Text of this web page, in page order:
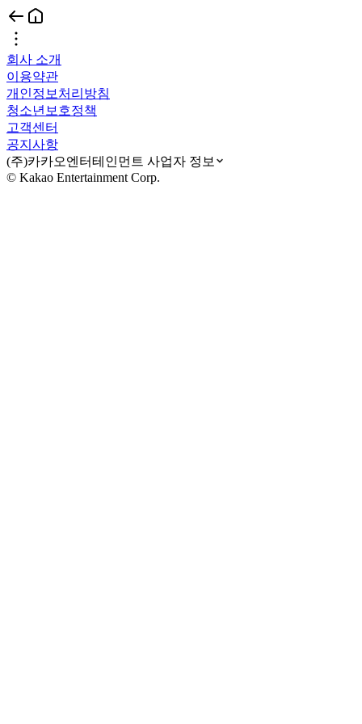
회사 소개
이용약관
개인정보처리방침
청소년보호정책
고객센터
공지사항
(주)카카오엔터테인먼트 사업자 정보
© Kakao Entertainment Corp.